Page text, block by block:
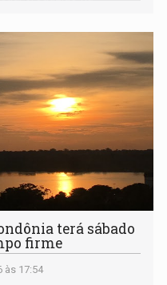
terá sábado
firme
às 17:54